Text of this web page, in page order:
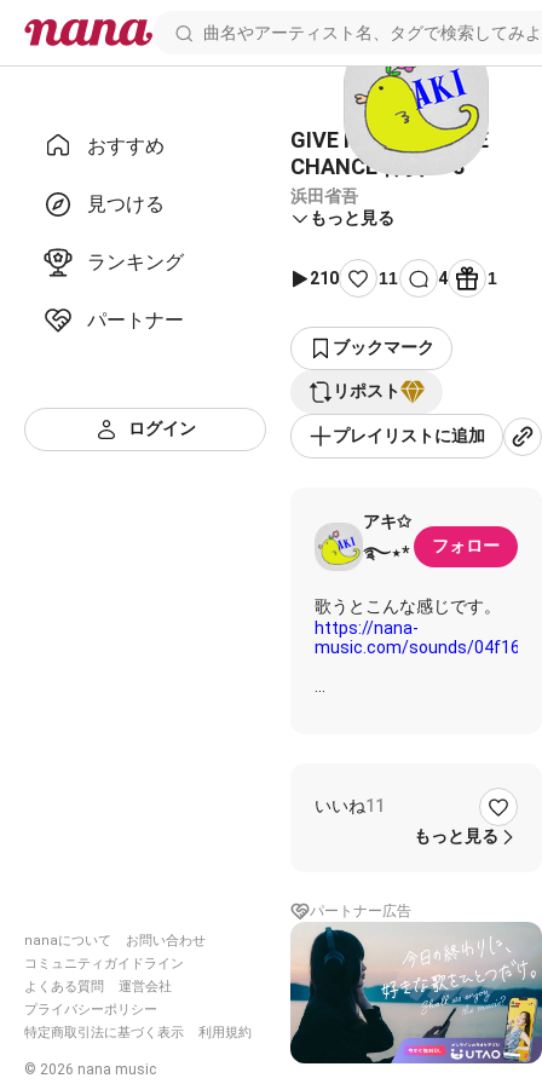
おすすめ
見つける
ランキング
パートナー
ログイン
nanaについて
お問い合わせ
コミュニティガイドライン
よくある質問
運営会社
プライバシーポリシー
特定商取引法に基づく表示
利用規約
© 2026 nana music
GIVE ME ONE MORE
CHANCE 伴奏 ＋3
浜田省吾
もっと見る
210 11 4 1
ブックマーク
リポスト
プレイリストに追加
アキ✩
࿐⋆*
フォロー
https://nana-
music.com/sounds/
誰から聞いたの そんな噂
を？
おれが誰も愛せない男だと
たぶん 本当さ
独りでいるのは 苦痛じゃ
ない
二人でいる寂しさなら知り
すぎてる
だけど 君に出会ってから
胸の奥かすかな痛み感じは
いいね11
もっと見る
パートナー広告